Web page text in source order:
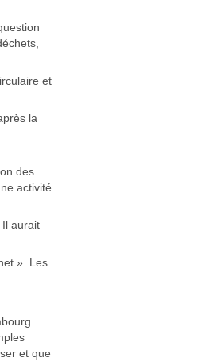
et
la
des
activité
Il aurait
». Les
et que